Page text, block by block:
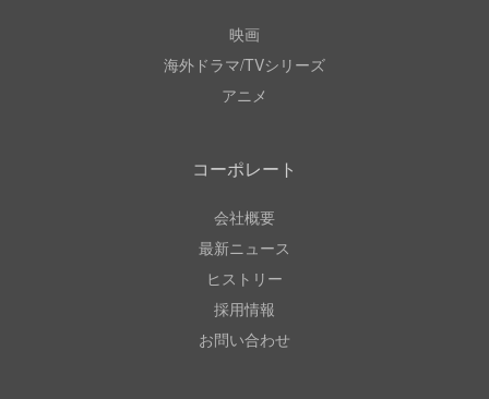
映画
海外ドラマ/TVシリーズ
アニメ
コーポレート
会社概要
最新ニュース
ヒストリー
採用情報
お問い合わせ